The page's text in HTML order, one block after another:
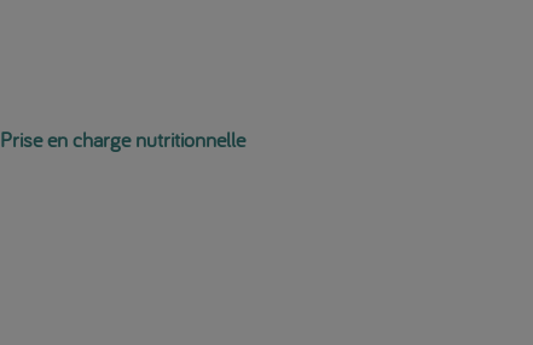
Prise en charge nutritionnelle